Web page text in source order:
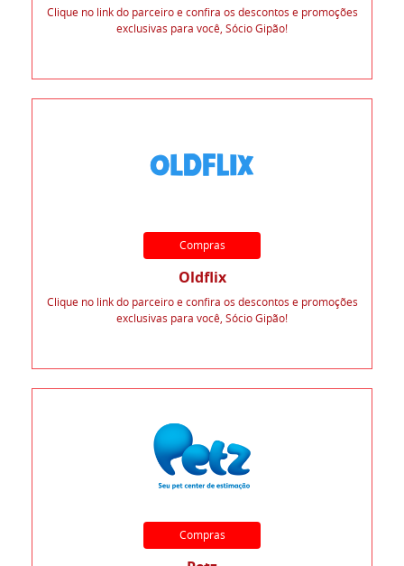
Clique no link do parceiro e confira os descontos e promoções
exclusivas para você, Sócio Gipão!
Compras
Oldflix
Clique no link do parceiro e confira os descontos e promoções
exclusivas para você, Sócio Gipão!
Compras